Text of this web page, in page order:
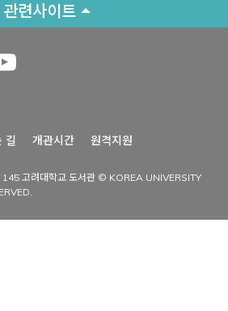
관련사이트
길 개관시간 원격지원
145 고려대학교 도서관 © KOREA UNIVERSITY
window
a new window